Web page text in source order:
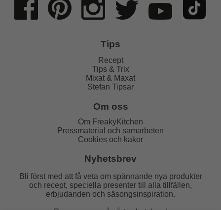
Tips
Recept
Tips & Trix
Mixat & Maxat
Stefan Tipsar
Om oss
Om FreakyKitchen
Pressmaterial och samarbeten
Cookies och kakor
Nyhetsbrev
Bli först med att få veta om spännande nya produkter
och recept, speciella presenter till alla tillfällen,
erbjudanden och säsongsinspiration.